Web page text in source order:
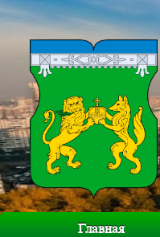
Главная